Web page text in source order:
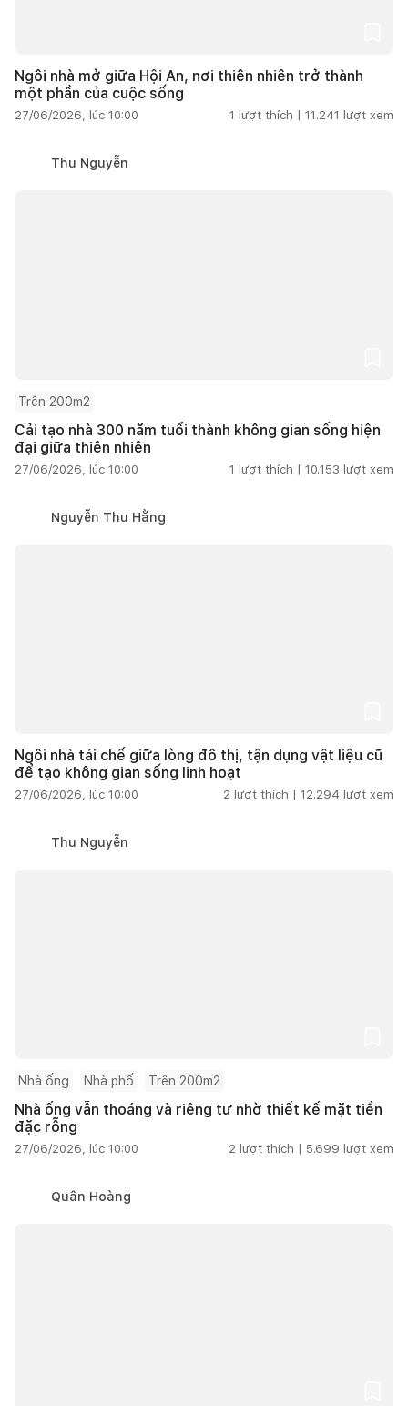
Ngôi nhà mở giữa Hội An, nơi thiên nhiên trở thành
một phần của cuộc sống
27/06/2026, lúc 10:00 1 lượt thích | 11.241 lượt xem
Thu Nguyễn
Trên 200m2
Cải tạo nhà 300 năm tuổi thành không gian sống hiện
đại giữa thiên nhiên
27/06/2026, lúc 10:00 1 lượt thích | 10.153 lượt xem
Nguyễn Thu Hằng
Ngôi nhà tái chế giữa lòng đô thị, tận dụng vật liệu cũ
để tạo không gian sống linh hoạt
27/06/2026, lúc 10:00 2 lượt thích | 12.294 lượt xem
Thu Nguyễn
Nhà ống Nhà phố Trên 200m2
Nhà ống vẫn thoáng và riêng tư nhờ thiết kế mặt tiền
đặc rỗng
27/06/2026, lúc 10:00 2 lượt thích | 5.699 lượt xem
Quân Hoàng